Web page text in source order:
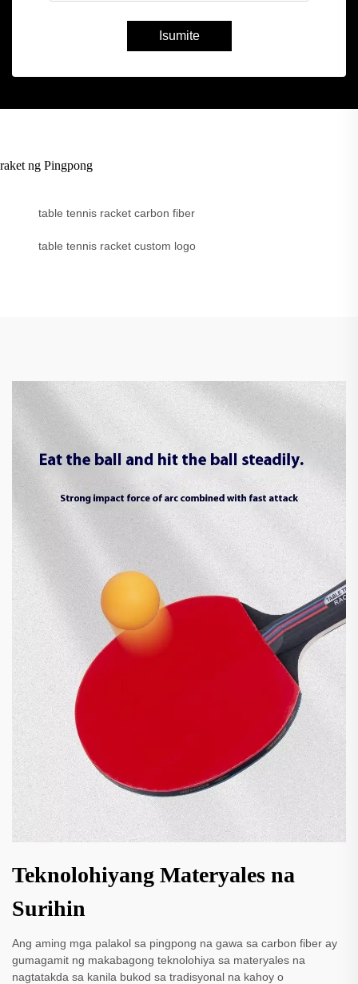
Isumite
raket ng Pingpong
table tennis racket carbon fiber
table tennis racket custom logo
Teknolohiyang Materyales na
Surihin
Ang aming mga palakol sa pingpong na gawa sa carbon fiber ay
gumagamit ng makabagong teknolohiya sa materyales na
nagtatakda sa kanila bukod sa tradisyonal na kahoy o